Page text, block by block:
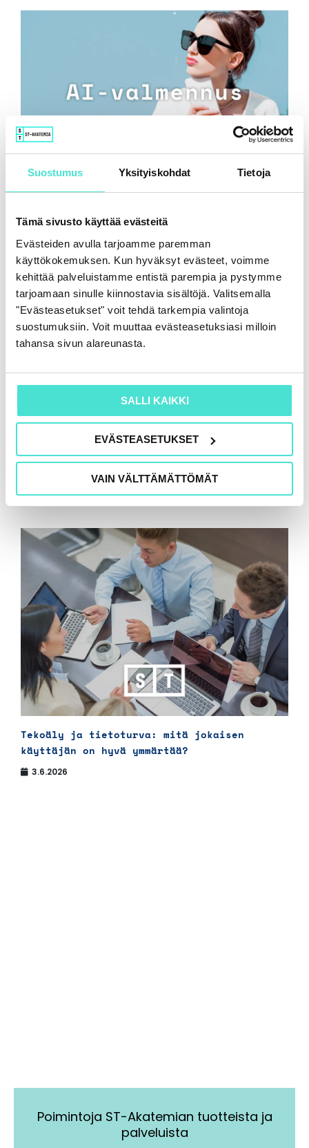
Suostumus Yksityiskohdat Tietoja
Tämä sivusto käyttää evästeitä
Evästeiden avulla tarjoamme paremman
käyttökokemuksen. Kun hyväksyt evästeet, voimme
kehittää palveluistamme entistä parempia ja pystymme
tarjoamaan sinulle kiinnostavia sisältöjä. Valitsemalla
"Evästeasetukset" voit tehdä tarkempia valintoja
suostumuksiin. Voit muuttaa evästeasetuksiasi milloin
tahansa sivun alareunasta.
SALLI KAIKKI
EVÄSTEASETUKSET
VAIN VÄLTTÄMÄTTÖMÄT
Tekoäly ja taloudellisen raportoinnin uusi
luotettavuustaso
Tekoäly ja tietoturva: mitä jokaisen
käyttäjän on hyvä ymmärtää?
3.6.2026
Poimintoja ST-Akatemian tuotteista ja
palveluista